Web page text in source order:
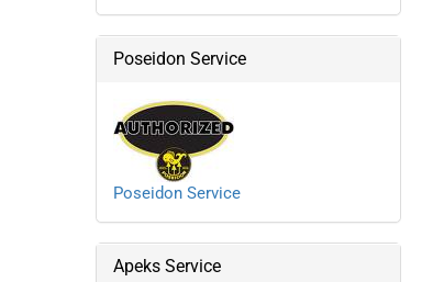
Poseidon Service
Poseidon Service
Apeks Service